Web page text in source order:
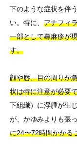
下のような症状を伴
い。特に、 アナフィ
一部として蕁麻疹が
す。
顔や唇、目の周りが
状は特に注意が必要
下組織）に浮腫が生
が、かゆみよりも張
に24〜72時間かかる